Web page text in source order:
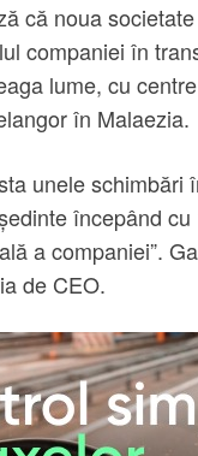
că noua
companiei în
lume, cu
în Malaezia.
unele schimbări
începând
a companiei”.
de CEO.